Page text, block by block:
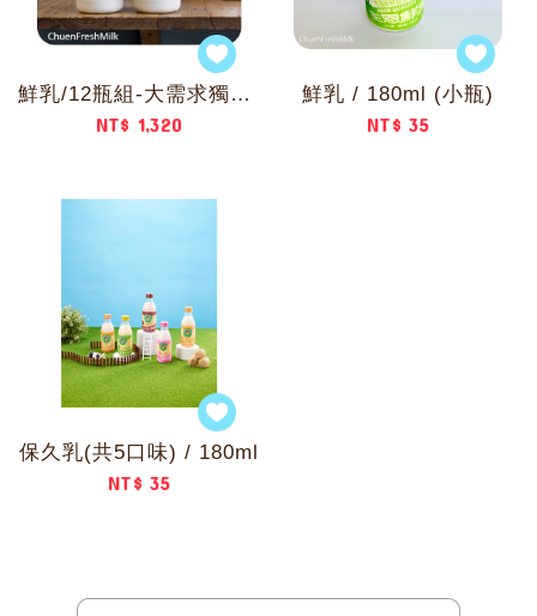
鮮乳/12瓶組-大需求獨享組
NT$ 1,320
鮮乳 / 180ml (小瓶)
NT$ 35
保久乳(共5口味) / 180ml
NT$ 35